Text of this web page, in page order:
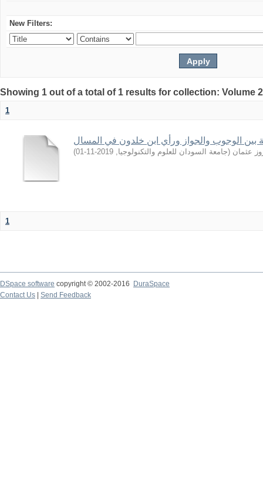
New Filters:
Showing 1 out of a total of 1 results for collection: Volume
1
الوجوب والجواز ورأي ابن خلدون في المسال
عثمان (جامعة السودان للعلوم والتكنولوجيا,
2019-11-01
)
1
DSpace software copyright © 2002-2016
DuraSpace
Contact Us
Send Feedback